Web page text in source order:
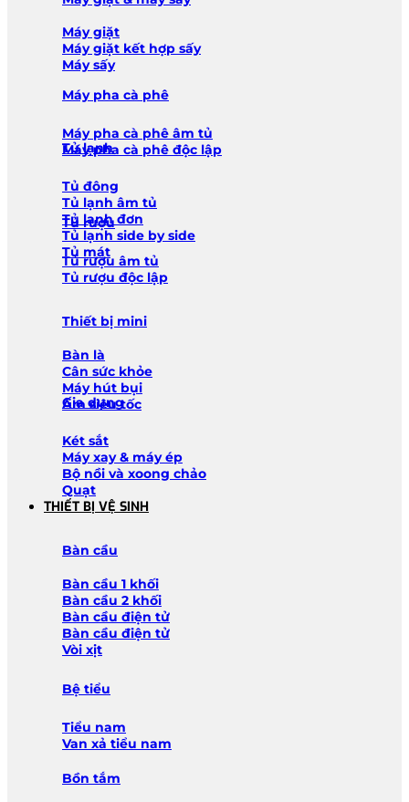
Máy giặt
Máy giặt kết hợp sấy
Máy sấy
Máy pha cà phê
Máy pha cà phê âm tủ
Máy pha cà phê độc lập
Tủ lạnh
Tủ đông
Tủ lạnh âm tủ
Tủ lạnh đơn
Tủ lạnh side by side
Tủ mát
Tủ rượu
Tủ rượu âm tủ
Tủ rượu độc lập
Thiết bị mini
Bàn là
Cân sức khỏe
Máy hút bụi
Ấm siêu tốc
Gia dụng
Két sắt
Máy xay & máy ép
Bộ nồi và xoong chảo
Quạt
THIẾT BỊ VỆ SINH
Bàn cầu
Bàn cầu 1 khối
Bàn cầu 2 khối
Bàn cầu điện tử
Bàn cầu điện tử
Vòi xịt
Bệ tiểu
Tiểu nam
Van xả tiểu nam
Bồn tắm